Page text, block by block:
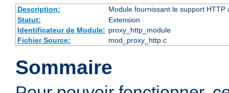
Description:
Module fournissant le support HTTP
Statut:
Extension
Identificateur de Module: proxy_http_module
Fichier Source:
mod_proxy_http.c
Sommaire